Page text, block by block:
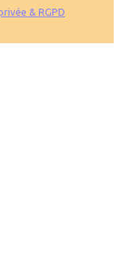
& RGPD